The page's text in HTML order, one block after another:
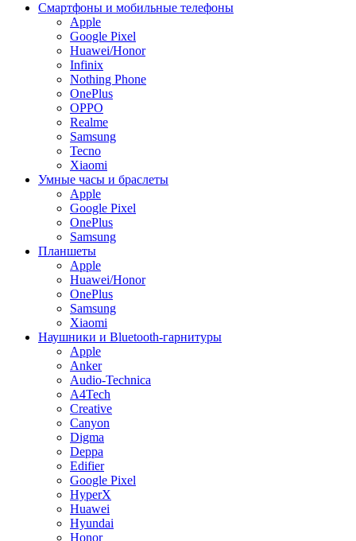
Смартфоны и мобильные телефоны
Apple
Google Pixel
Huawei/Honor
Infinix
Nothing Phone
OnePlus
OPPO
Realme
Samsung
Tecno
Xiaomi
Умные часы и браслеты
Apple
Google Pixel
OnePlus
Samsung
Планшеты
Apple
Huawei/Honor
OnePlus
Samsung
Xiaomi
Наушники и Bluetooth-гарнитуры
Apple
Anker
Audio-Technica
A4Tech
Creative
Canyon
Digma
Deppa
Edifier
Google Pixel
HyperX
Huawei
Hyundai
Honor